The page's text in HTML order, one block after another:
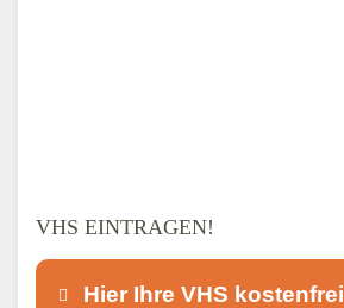
VHS EINTRAGEN!
Hier Ihre VHS